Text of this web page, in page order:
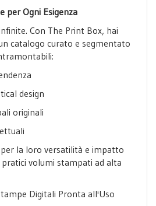
per Ogni Esigenza
Con The Print Box, hai
catalogo curato e segmentato
design
originali
la loro versatilità e impatto
volumi stampati ad alta
Digitali Pronta all'Uso